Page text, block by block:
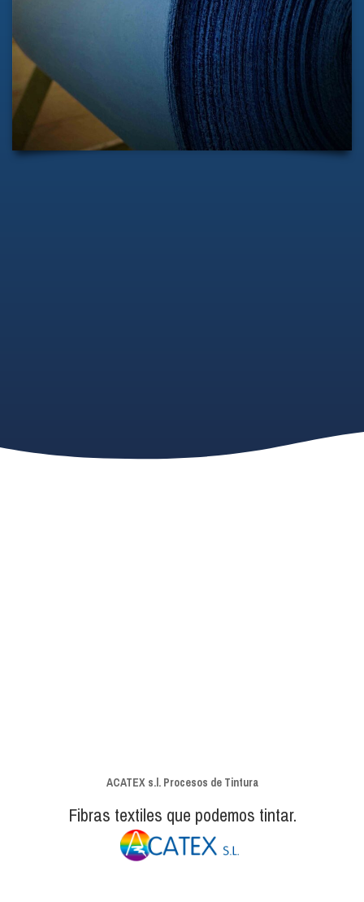
ACATEX s.l. Procesos de Tintura
Fibras textiles que podemos tintar.